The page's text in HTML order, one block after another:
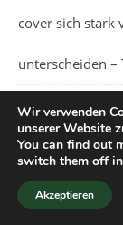
cover sich stark
unterscheiden –
Wir verwenden
unserer Website
You can find out
switch them off in
Akzeptieren